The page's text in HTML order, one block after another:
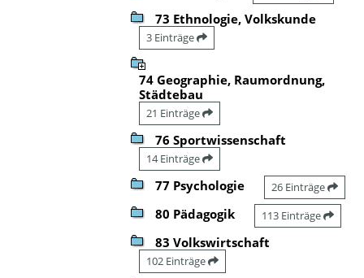
73 Ethnologie, Volkskunde
3 Einträge
74 Geographie, Raumordnung,
Städtebau
21 Einträge
76 Sportwissenschaft
14 Einträge
77 Psychologie 26 Einträge
80 Pädagogik 113 Einträge
83 Volkswirtschaft
102 Einträge